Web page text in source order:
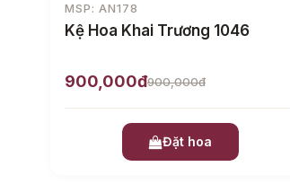
MSP: AN178
Kệ Hoa Khai Trương 1046
900,000đ900,000đ
Đặt hoa